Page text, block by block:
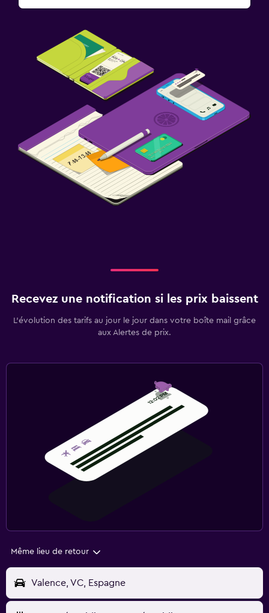
Recevez une notification si les prix baissent
L’évolution des tarifs au jour le jour dans votre boîte mail grâce
aux Alertes de prix.
Même lieu de retour
Valence, VC, Espagne